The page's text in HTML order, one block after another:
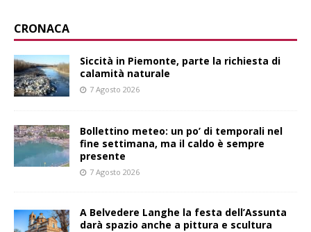
CRONACA
Siccità in Piemonte, parte la richiesta di
calamità naturale
7 Agosto 2026
Bollettino meteo: un po’ di temporali nel
fine settimana, ma il caldo è sempre
presente
7 Agosto 2026
A Belvedere Langhe la festa dell’Assunta
darà spazio anche a pittura e scultura